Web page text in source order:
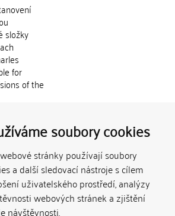
soubory cookies
stránky používají soubory
a další sledovací nástroje s cílem
uživatelského prostředí, analýzy
webových stránek a zjištění
návštěvnosti.
složky
for
of the
použity k
vydávány
jinou
než autora.
shall not
results of